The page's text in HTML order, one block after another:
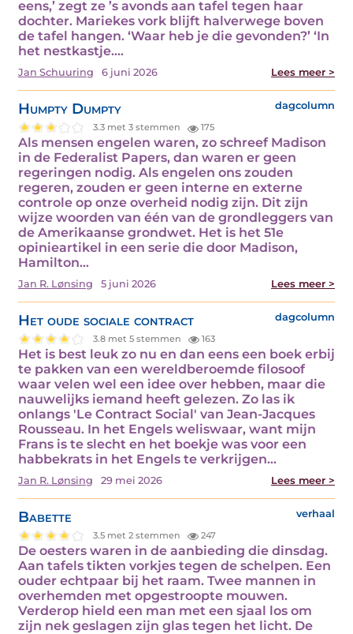
eens,’ zegt ze ’s avonds aan tafel tegen haar
dochter. Mariekes vork blijft halverwege boven
de tafel hangen. ‘Waar heb je die gevonden?’ ‘In
het nestkastje.…
Jan Schuuring 6 juni 2026 Lees meer >
Humpty Dumpty dagcolumn
3.3 met 3 stemmen 175
Als mensen engelen waren, zo schreef Madison
in de Federalist Papers, dan waren er geen
regeringen nodig. Als engelen ons zouden
regeren, zouden er geen interne en externe
controle op onze overheid nodig zijn. Dit zijn
wijze woorden van één van de grondleggers van
de Amerikaanse grondwet. Het is het 51e
opinieartikel in een serie die door Madison,
Hamilton…
Jan R. Lønsing 5 juni 2026 Lees meer >
Het oude sociale contract dagcolumn
3.8 met 5 stemmen 163
Het is best leuk zo nu en dan eens een boek erbij
te pakken van een wereldberoemde filosoof
waar velen wel een idee over hebben, maar die
nauwelijks iemand heeft gelezen. Zo las ik
onlangs 'Le Contract Social' van Jean-Jacques
Rousseau. In het Engels weliswaar, want mijn
Frans is te slecht en het boekje was voor een
habbekrats in het Engels te verkrijgen…
Jan R. Lønsing 29 mei 2026 Lees meer >
Babette verhaal
3.5 met 2 stemmen 247
De oesters waren in de aanbieding die dinsdag.
Aan tafels tikten vorkjes tegen de schelpen. Een
ouder echtpaar bij het raam. Twee mannen in
overhemden met opgestroopte mouwen.
Verderop hield een man met een sjaal los om
zijn nek geslagen zijn glas tegen het licht. De